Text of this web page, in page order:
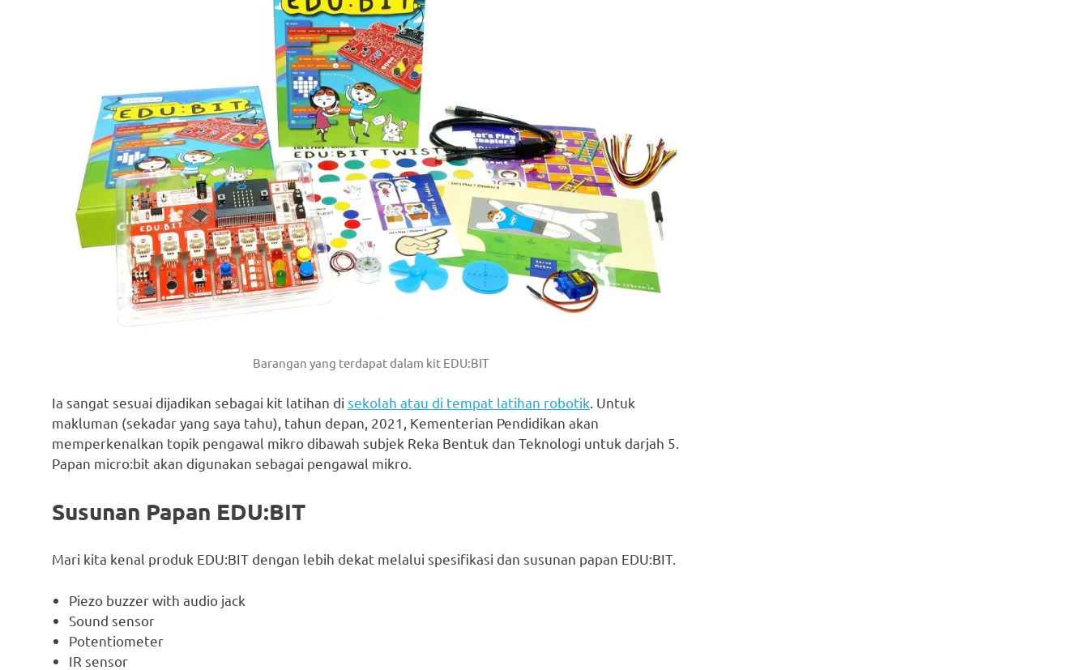
Barangan yang terdapat dalam kit EDU:BIT
Ia sangat sesuai dijadikan sebagai kit latihan di sekolah atau di tempat latihan robotik. Untuk
makluman (sekadar yang saya tahu), tahun depan, 2021, Kementerian Pendidikan akan
memperkenalkan topik pengawal mikro dibawah subjek Reka Bentuk dan Teknologi untuk darjah 5.
Papan micro:bit akan digunakan sebagai pengawal mikro.
Susunan Papan EDU:BIT
Mari kita kenal produk EDU:BIT dengan lebih dekat melalui spesifikasi dan susunan papan EDU:BIT.
Piezo buzzer with audio jack
Sound sensor
Potentiometer
IR sensor